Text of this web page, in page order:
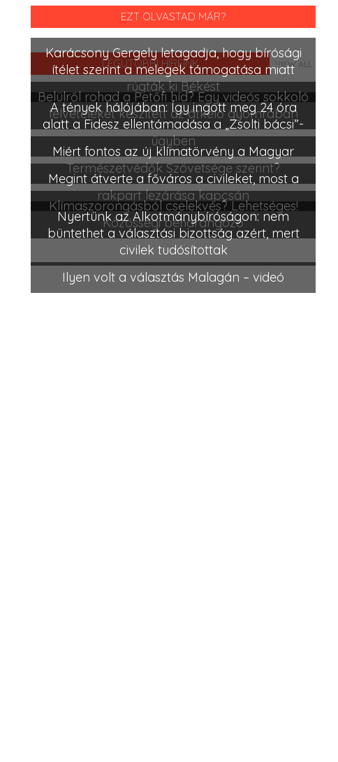
EZT OLVASTAD MÁR?
LEGUTÓBBI HÍREINK VIEW ALL
Karácsony Gergely letagadja, hogy bírósági
ítélet szerint a melegek támogatása miatt
rúgták ki Békést
Belülről rohad a Petőfi híd? Egy videós sokkoló
felvételeket készített az átkelő gyomrában
A tények hálójában: Így ingott meg 24 óra
alatt a Fidesz ellentámadása a „Zsolti bácsi”-
ügyben
Miért fontos az új klímatörvény a Magyar
Természetvédők Szövetsége szerint?
Megint átverte a főváros a civileket, most a
rakpart lezárása kapcsán
Klímaszorongásból cselekvés? Lehetséges!
Közösségi beharangozó
Nyertünk az Alkotmánybíróságon: nem
büntethet a választási bizottság azért, mert
civilek tudósítottak
Ilyen volt a választás Malagán – videó